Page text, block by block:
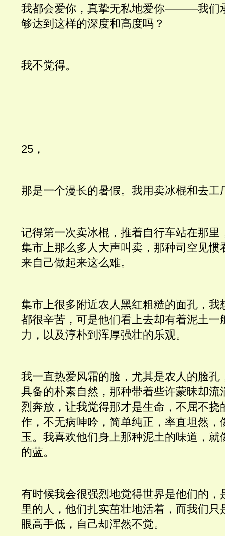
我都会爱你，真挚无私地爱你———我们
够达到这样的深度和高度吗？
我不觉得。
25，
那是一个漫长的暑假。我用卖冰棍和去工
记得第一次卖冰棍，推着自行车站在那里
集市上那么多人大声叫卖，那种司空见惯
来自己做起来这么难。
集市上很多附近农人黑红粗糙的面孔，我
都很辛苦，可是他们看上去却有着泥土一
力，以及淳朴到浑厚强壮的乐观。
我一直热爱风霜的脸，尤其是农人的脸孔
具备的朴素自然，那种带着些许蒙昧却流
烈奔放，让我觉得那才是生命，不屈不挠
作，不无病呻吟，简单纯正，率直坦然，
玉。我喜欢他们身上那种泥土的味道，就
的蓝。
有时候我会很强烈地觉得世界是他们的，
里的人，他们扎实茁壮地活着，而我们只
眼高手低，自己却浑然不觉。